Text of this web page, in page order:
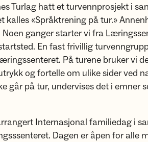
Turlag hatt et turvennprosjekt i
kalles «Språktrening på tur.»
ganger starter vi fra
En fast frivillig
På turene bruker vi
og fortelle om ulike sider ved
går på tur, undervises det i emner
Internasjonal familiedag i
Dagen er åpen for alle